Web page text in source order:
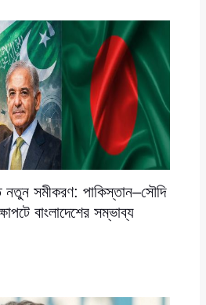
নতুন সমীকরণ: পাকিস্তান–সৌদি
বাংলাদেশের সম্ভাব্য